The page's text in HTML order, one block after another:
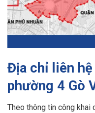
Địa chỉ liên hệ
phường 4 Gò
Theo thông tin công khai